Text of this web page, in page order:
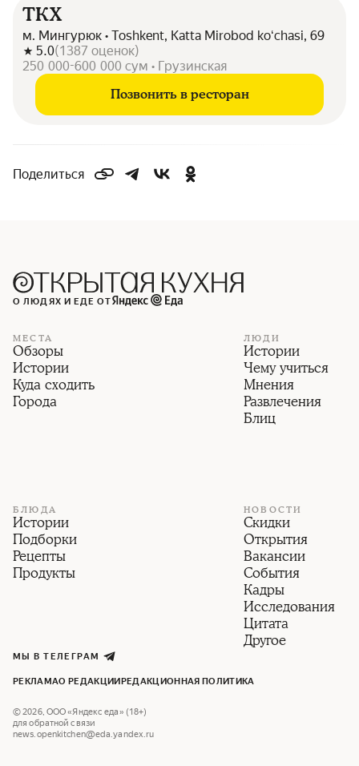
ТКХ
м. Мингурюк • Toshkent, Katta Mirobod koʻchasi, 69
5.0(1387 оценок)
250 000-600 000 сум • Грузинская
Позвонить в ресторан
Поделиться
О ЛЮДЯХ И ЕДЕ ОТ
МЕСТА
Обзоры
Истории
Куда сходить
Города
ЛЮДИ
Истории
Чему учиться
Мнения
Развлечения
Блиц
БЛЮДА
Истории
Подборки
Рецепты
Продукты
НОВОСТИ
Скидки
Открытия
Вакансии
События
Кадры
Исследования
Цитата
Другое
МЫ В ТЕЛЕГРАМ
РЕКЛАМАО РЕДАКЦИИ РЕДАКЦИОННАЯ ПОЛИТИКА
©2026, ООО «Яндекс еда» (18+)
для обратной связи
news.openkitchen@eda.yandex.ru